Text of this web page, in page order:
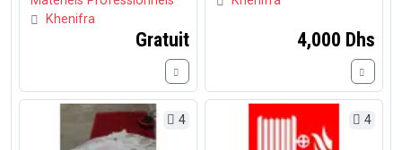
Khenifra
Gratuit 4,000 Dhs
4 4